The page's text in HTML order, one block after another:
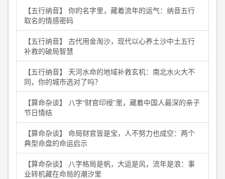
【五行纳音】 你的名字里，藏着流年的运气：纳音五行
取名的情感密码
【五行纳音】 古代用金淘沙，现代以心养土沙中土五行
补救的破局智慧
【五行纳音】 天河水命的地域补救玄机：南北水火大不
同，你的城市选对了吗？
【算命杂谈】 八字“财官印绶”里，藏着中国人最深的亲子
节日情结
【算命杂谈】 命局财官皆是宝，人不努力也成空：两个
典型命盘的命运启示
【算命杂谈】 八字格局是帆，大运是风，流年是浪：事
业转机藏在命局的潮汐里